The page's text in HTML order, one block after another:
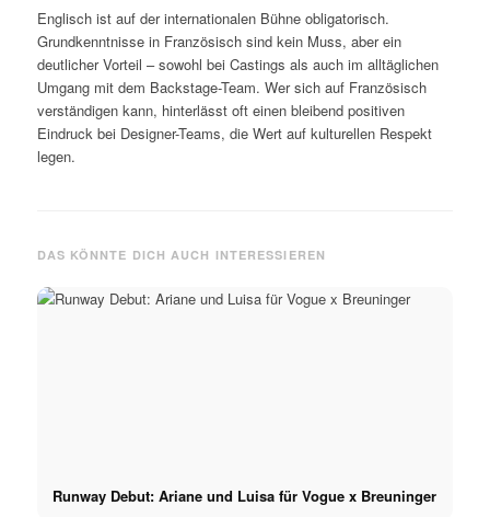
Englisch ist auf der internationalen Bühne obligatorisch.
Grundkenntnisse in Französisch sind kein Muss, aber ein
deutlicher Vorteil – sowohl bei Castings als auch im alltäglichen
Umgang mit dem Backstage-Team. Wer sich auf Französisch
verständigen kann, hinterlässt oft einen bleibend positiven
Eindruck bei Designer-Teams, die Wert auf kulturellen Respekt
legen.
DAS KÖNNTE DICH AUCH INTERESSIEREN
Runway Debut: Ariane und Luisa für Vogue x Breuninger